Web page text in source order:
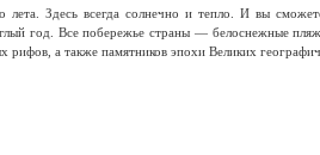
Здесь всегда солнечно и тепло. И вы
год. Все побережье страны — белоснежные
рифов, а также памятников эпохи Великих